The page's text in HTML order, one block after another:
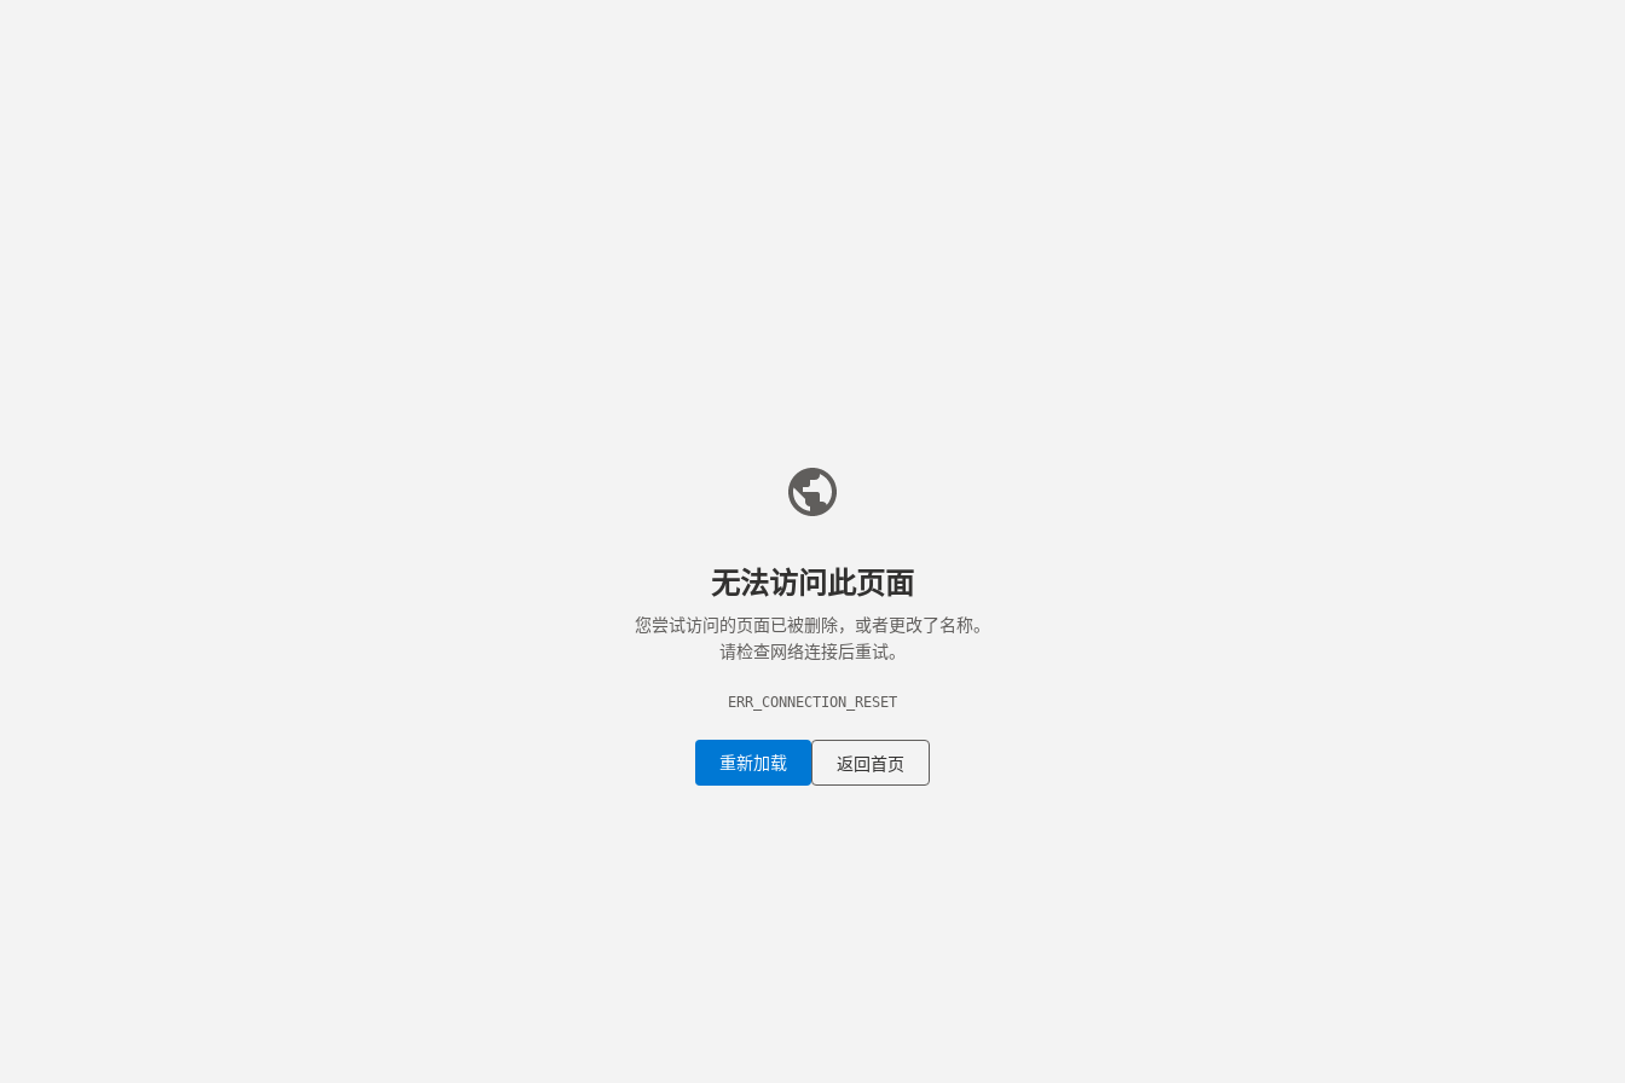
无法访问此页面
您尝试访问的页面已被删除，或者更改了名称。
请检查网络连接后重试。
ERR_CONNECTION_RESET
重新加载 返回首页